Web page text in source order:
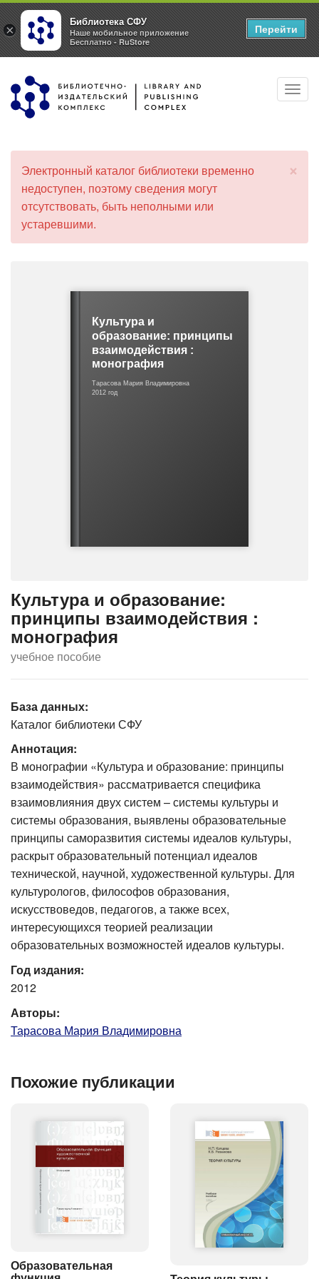
Перейти
основному
×
о
о
б
щ
е
Электронный каталог библиотеки временно
недоступен, поэтому сведения могут
отсутствовать, быть неполными или
устаревшими.
Культура и
образование: принципы
взаимодействия :
монография
Тарасова Мария Владимировна
2012 год
Культура и образование:
принципы взаимодействия :
монография
учебное пособие
База данных:
Каталог библиотеки СФУ
Аннотация:
В монографии «Культура и образование: принципы
взаимодействия» рассматривается специфика
взаимовлияния двух систем – системы культуры и
системы образования, выявлены образовательные
принципы саморазвития системы идеалов культуры,
раскрыт образовательный потенциал идеалов
технической, научной, художественной культуры. Для
культурологов, философов образования,
искусствоведов, педагогов, а также всех,
интересующихся теорией реализации
образовательных возможностей идеалов культуры.
Год издания:
2012
Авторы:
Тарасова Мария Владимировна
Похожие публикации
Образовательная
×
Библиотека СФУ
Наше мобильное приложение
Бесплатно - RuStore
Перейти